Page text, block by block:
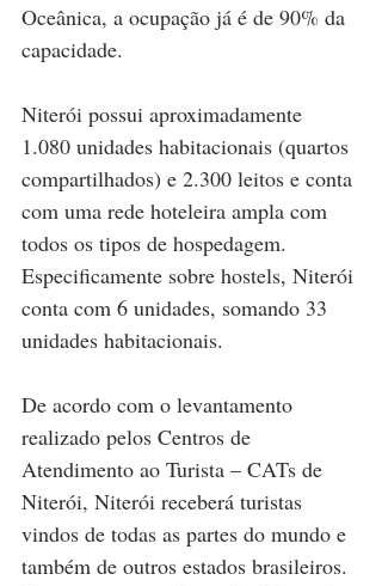
Oceânica, a ocupação já é de 90% da
capacidade.
Niterói possui aproximadamente
1.080 unidades habitacionais (quartos
compartilhados) e 2.300 leitos e conta
com uma rede hoteleira ampla com
todos os tipos de hospedagem.
Especificamente sobre hostels, Niterói
conta com 6 unidades, somando 33
unidades habitacionais.
De acordo com o levantamento
realizado pelos Centros de
Atendimento ao Turista – CATs de
Niterói, Niterói receberá turistas
vindos de todas as partes do mundo e
também de outros estados brasileiros.